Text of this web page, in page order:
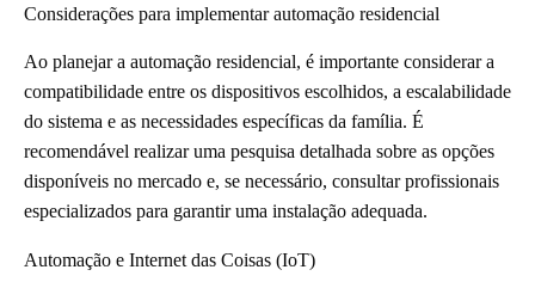
Considerações para implementar automação residencial
Ao planejar a automação residencial, é importante considerar a
compatibilidade entre os dispositivos escolhidos, a escalabilidade
do sistema e as necessidades específicas da família. É
recomendável realizar uma pesquisa detalhada sobre as opções
disponíveis no mercado e, se necessário, consultar profissionais
especializados para garantir uma instalação adequada.
Automação e Internet das Coisas (IoT)